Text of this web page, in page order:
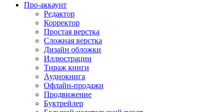
Про-аккаунт
Редактор
Корректор
Простая верстка
Сложная верстка
Дизайн обложки
Иллюстрации
Тираж книги
Аудиокнига
Офлайн-продажи
Продвижение
Буктрейлер